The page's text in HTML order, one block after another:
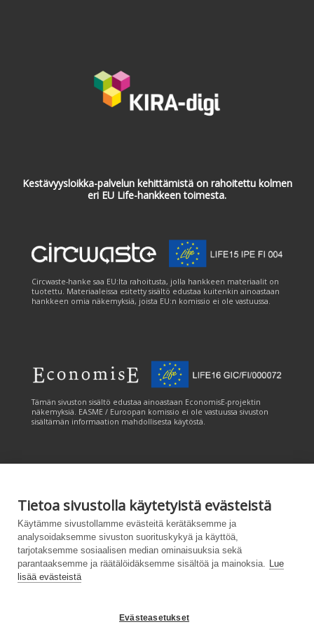
Tietoa sivustolla käytetyistä evästeistä
Käytämme sivustollamme evästeitä kerätäksemme ja
analysoidaksemme sivuston suorituskykyä ja käyttöä,
tarjotaksemme sosiaalisen median ominaisuuksia sekä
parantaaksemme ja räätälöidäksemme sisältöä ja mainoksia. Lue
lisää evästeistä
Evästeasetukset
Kestävyysloikka-palvelun kehittämistä on rahoitettu kolmen
eri EU Life-hankkeen toimesta.
Circwaste-hanke saa EU:lta rahoitusta, jolla hankkeen materiaalit on
tuotettu. Materiaaleissa esitetty sisältö edustaa kuitenkin ainoastaan
hankkeen omia näkemyksiä, joista EU:n komissio ei ole vastuussa.
Tämän sivuston sisältö edustaa ainoastaan EconomisE-projektin
näkemyksiä. EASME / Euroopan komissio ei ole vastuussa sivuston
sisältämän informaation mahdollisesta käytöstä.
Tämän sivuston tuottamiseen on saatu rahoitusta Euroopan unionin
LIFE-ohjelmasta. Tämän sivuston sisältö edustaa ainoastaan
CANEMURE-hankkeen näkemyksiä ja EASME/EU:n komissio ei ole
vastuussa sivuston sisältämän informaation mahdollisesta käytöstä.